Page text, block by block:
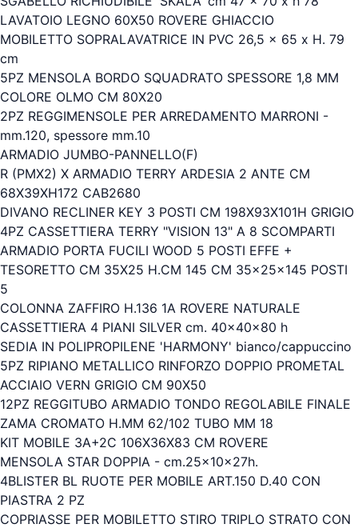
LAVATOIO LEGNO 60X50 ROVERE GHIACCIO
MOBILETTO SOPRALAVATRICE IN PVC 26,5 x 65 x H. 79
cm
5PZ MENSOLA BORDO SQUADRATO SPESSORE 1,8 MM
COLORE OLMO CM 80X20
2PZ REGGIMENSOLE PER ARREDAMENTO MARRONI -
mm.120, spessore mm.10
ARMADIO JUMBO-PANNELLO(F)
R (PMX2) X ARMADIO TERRY ARDESIA 2 ANTE CM
68X39XH172 CAB2680
DIVANO RECLINER KEY 3 POSTI CM 198X93X101H GRIGIO
4PZ CASSETTIERA TERRY "VISION 13" A 8 SCOMPARTI
ARMADIO PORTA FUCILI WOOD 5 POSTI EFFE +
TESORETTO CM 35X25 H.CM 145 CM 35x25x145 POSTI
5
COLONNA ZAFFIRO H.136 1A ROVERE NATURALE
CASSETTIERA 4 PIANI SILVER cm. 40x40x80 h
SEDIA IN POLIPROPILENE 'HARMONY' bianco/cappuccino
5PZ RIPIANO METALLICO RINFORZO DOPPIO PROMETAL
ACCIAIO VERN GRIGIO CM 90X50
12PZ REGGITUBO ARMADIO TONDO REGOLABILE FINALE
ZAMA CROMATO H.MM 62/102 TUBO MM 18
KIT MOBILE 3A+2C 106X36X83 CM ROVERE
MENSOLA STAR DOPPIA - cm.25x10x27h.
4BLISTER BL RUOTE PER MOBILE ART.150 D.40 CON
PIASTRA 2 PZ
COPRIASSE PER MOBILETTO STIRO TRIPLO STRATO CON